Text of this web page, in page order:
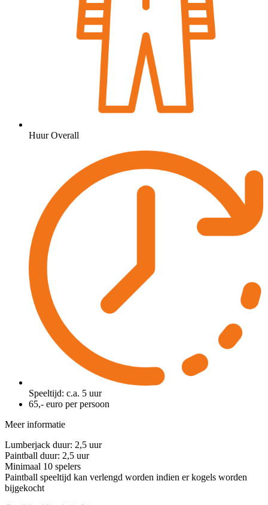
Huur Overall
Speeltijd: c.a. 5 uur
65,- euro per persoon
Meer informatie
Lumberjack duur: 2,5 uur
Paintball duur: 2,5 uur
Minimaal 10 spelers
Paintball speeltijd kan verlengd worden indien er kogels worden
bijgekocht